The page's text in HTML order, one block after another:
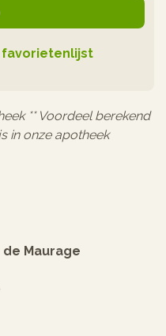
favorietenlijst
** Voordeel berekend
in onze apotheek
Maurage